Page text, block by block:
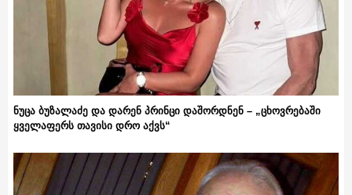
ნუცა ბუზალაძე და დარენ პრინცი დაშორდნენ – „ცხოვრებაში
ყველაფერს თავისი დრო აქვს“